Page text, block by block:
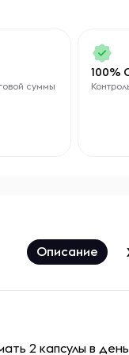
суммы
100%
Описание
2 капсулы в